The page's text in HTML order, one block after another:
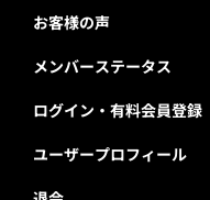
お客様の声
メンバーステータス
ログイン・有料会員登録
ユーザープロフィール